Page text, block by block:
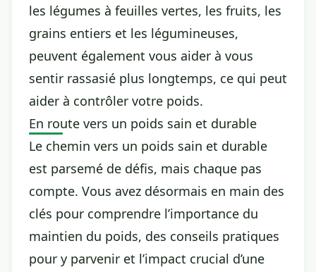
les légumes à feuilles vertes, les fruits, les
grains entiers et les légumineuses,
peuvent également vous aider à vous
sentir rassasié plus longtemps, ce qui peut
aider à contrôler votre poids.
En route vers un poids sain et durable
Le chemin vers un poids sain et durable
est parsemé de défis, mais chaque pas
compte. Vous avez désormais en main des
clés pour comprendre l’importance du
maintien du poids, des conseils pratiques
pour y parvenir et l’impact crucial d’une